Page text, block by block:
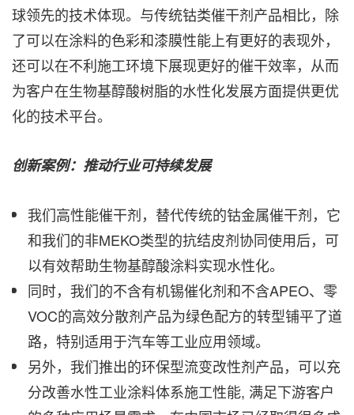
球领先的技术体现。与传统钴类催干剂产品相比，除
了可以在涂料的色彩和漆膜性能上有更好的表现外，
还可以在不利施工环境下展现更好的催干效率，从而
为客户在生物基醇酸树脂的水性化发展方面提供更优
化的技术平台。
创新案例：推动行业可持续发展
我们高性能催干剂，替代传统的钴金属催干剂，它
和我们的非MEKO类型的抗结皮剂协同使用后，可
以有效帮助生物基醇酸涂料实现水性化。
同时，我们的不含有机锡催化剂和不含APEO、零
VOC的高效分散剂产品为绿色配方的转型铺平了道
路，特别适用于汽车等工业应用领域。
另外，我们推出的环保型流变改性剂产品，可以充
分改善水性工业涂料体系施工性能, 满足下游客户